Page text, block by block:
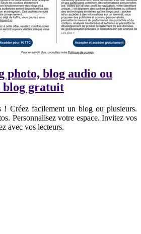
photo, blog audio ou
blog gratuit
Créez facilement un blog ou plusieurs.
Personnalisez votre espace. Invitez vos
avec vos lecteurs.